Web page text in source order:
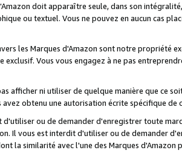
doit apparaître seule, dans son
ou textuel. Vous ne pouvez en aucun cas
les Marques d'Amazon sont notre propriété
exclusif. Vous vous engagez à ne pas
afficher ni utiliser de quelque manière que ce
avez obtenu une autorisation écrite spécifique de
d'utiliser ou de demander d'enregistrer toute
Il vous est interdit d'utiliser ou de demander
la similarité avec l'une des Marques